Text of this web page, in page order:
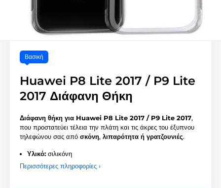
Βασική
Huawei P8 Lite 2017 / P9 Lite
2017 Διάφανη Θήκη
Διάφανη θήκη για Huawei P8 Lite 2017 / P9 Lite 2017,
που προστατεύει τέλεια την πλάτη και τις άκρες του έξυπνου
τηλεφώνου σας από σκόνη, λιπαρότητα ή γρατζουνιές.
Υλικό: σιλικόνη
Περισσότερες πληροφορίες ›